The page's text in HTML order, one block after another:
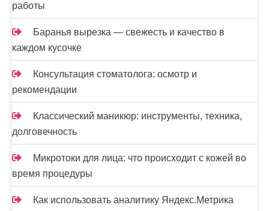
работы
Баранья вырезка — свежесть и качество в
каждом кусочке
Консультация стоматолога: осмотр и
рекомендации
Классический маникюр: инструменты, техника,
долговечность
Микротоки для лица: что происходит с кожей во
время процедуры
Как использовать аналитику Яндекс.Метрика